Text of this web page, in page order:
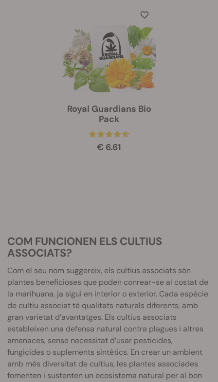
Royal Guardians Bio
Pack
€ 6.61
COM FUNCIONEN ELS CULTIUS
ASSOCIATS?
Com el seu nom suggereix, els cultius associats són
plantes beneficioses que poden conrear-se al costat de
la marihuana, ja sigui en interior o exterior. Cada espècie
de cultiu associat té qualitats naturals diferents, amb
gran varietat d’avantatges. Els cultius associats
estableixen una defensa natural contra plagues i altres
amenaces, sense necessitat d’usar pesticides,
fungicides o suplements sintètics. En crear un ambient
amb més diversitat de cultius, les plantes associades
fomenten i sustenten un ecosistema natural per al bon